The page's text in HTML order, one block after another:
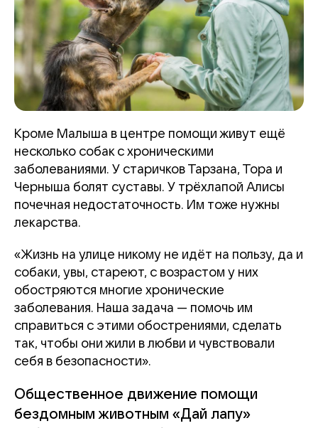
Кроме Малыша в центре помощи живут ещё
несколько собак с хроническими
заболеваниями. У старичков Тарзана, Тора и
Черныша болят суставы. У трёхлапой Алисы
почечная недостаточность. Им тоже нужны
лекарства.
«Жизнь на улице никому не идёт на пользу, да и
собаки, увы, стареют, с возрастом у них
обостряются многие хронические
заболевания. Наша задача — помочь им
справиться с этими обострениями, сделать
так, чтобы они жили в любви и чувствовали
себя в безопасности».
Общественное движение помощи
бездомным животным «Дай лапу»